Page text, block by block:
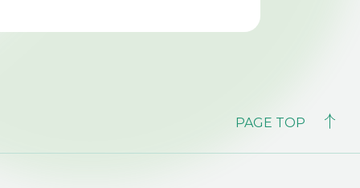
PAGE TOP